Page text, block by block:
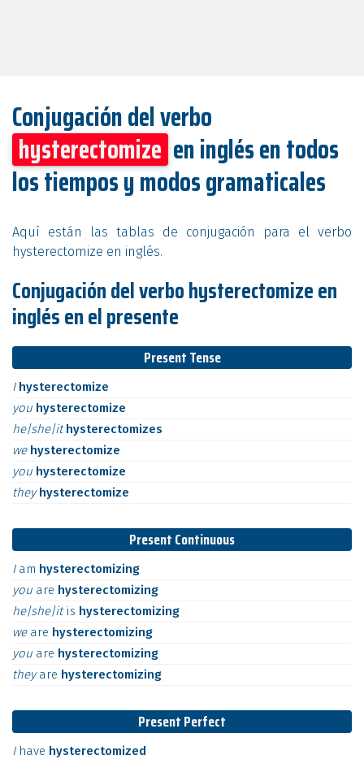
Conjugación del verbo
hysterectomize en inglés en todos
los tiempos y modos gramaticales
Aquí están las tablas de conjugación para el verbo
hysterectomize en inglés.
Conjugación del verbo hysterectomize en
inglés en el presente
Present Tense
I hysterectomize
you hysterectomize
he|she|ithysterectomizes
we hysterectomize
you hysterectomize
theyhysterectomize
Present Continuous
I am hysterectomizing
you are hysterectomizing
he|she|itis hysterectomizing
we are hysterectomizing
you are hysterectomizing
theyare hysterectomizing
Present Perfect
I have hysterectomized